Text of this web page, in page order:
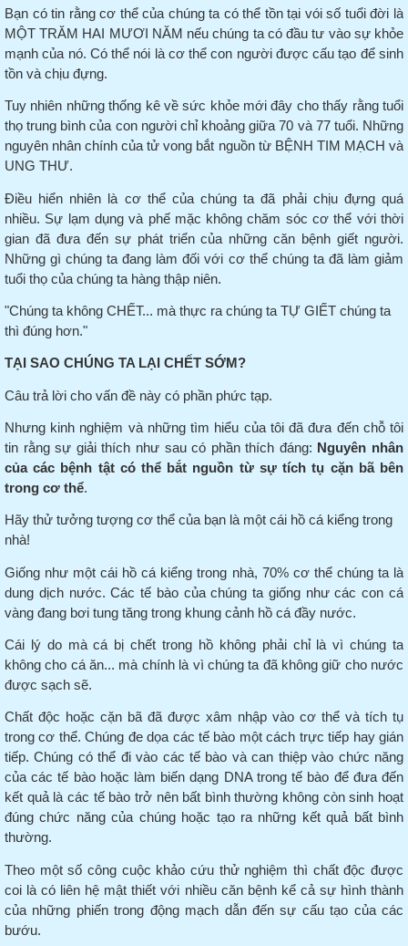
Bạn có tin rằng cơ thể của chúng ta có thể tồn tại vói số tuổi đời là
MỘT TRĂM HAI MƯƠI NĂM nếu chúng ta có đầu tư vào sự khỏe
mạnh của nó. Có thể nói là cơ thể con người được cấu tạo để sinh
tồn và chịu đựng.
Tuy nhiên những thống kê về sức khỏe mới đây cho thấy rằng tuổi
thọ trung bình của con người chỉ khoảng giữa 70 và 77 tuổi. Những
nguyên nhân chính của tử vong bắt nguồn từ BỆNH TIM MẠCH và
UNG THƯ.
Điều hiển nhiên là cơ thể của chúng ta đã phải chịu đựng quá
nhiều. Sự lạm dụng và phế mặc không chăm sóc cơ thể với thời
gian đã đưa đến sự phát triển của những căn bệnh giết người.
Những gì chúng ta đang làm đối với cơ thể chúng ta đã làm giảm
tuổi thọ của chúng ta hàng thập niên.
"Chúng ta không CHẾT... mà thực ra chúng ta TỰ GIẾT chúng ta
thì đúng hơn."
TẠI SAO CHÚNG TA LẠI CHẾT SỚM?
Câu trả lời cho vấn đề này có phần phức tạp.
Nhưng kinh nghiệm và những tìm hiểu của tôi đã đưa đến chỗ tôi
tin rằng sự giải thích như sau có phần thích đáng: Nguyên nhân
của các bệnh tật có thể bắt nguồn từ sự tích tụ cặn bã bên
trong cơ thể.
Hãy thử tưởng tượng cơ thể của bạn là một cái hồ cá kiểng trong
nhà!
Giống như một cái hồ cá kiểng trong nhà, 70% cơ thể chúng ta là
dung dịch nước. Các tế bào của chúng ta giống như các con cá
vàng đang bơi tung tăng trong khung cảnh hồ cá đầy nước.
Cái lý do mà cá bị chết trong hồ không phải chỉ là vì chúng ta
không cho cáăn... mà chính là vì chúng ta đã không giữ cho nước
được sạch sẽ.
Chất độc hoặc cặn bã đã được xâm nhập vào cơ thể và tích tụ
trong cơ thể. Chúng đe dọa các tế bào một cách trực tiếp hay gián
tiếp. Chúng có thể đi vào các tế bào và can thiệp vào chức năng
của các tế bào hoặc làm biến dạng DNA trong tế bào để đưa đến
kết quả là các tế bào trở nên bất bình thường không còn sinh hoạt
đúng chức năng của chúng hoặc tạo ra những kết quả bất bình
thường.
Theo một số công cuộc khảo cứu thử nghiệm thì chất độc được
coi là có liên hệ mật thiết với nhiều căn bệnh kể cả sự hình thành
của những phiến trong động mạch dẫn đến sự cấu tạo của các
bướu.